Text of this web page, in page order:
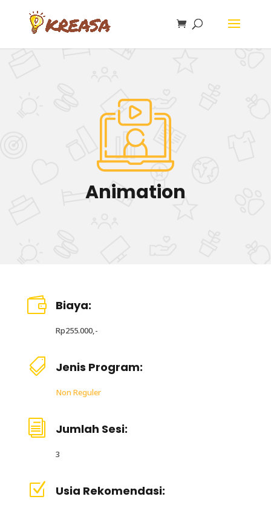
Animation
 Biaya:
Rp255.000,-
 Jenis Program:
Non Reguler
i Jumlah Sesi:
3
Z Usia Rekomendasi: